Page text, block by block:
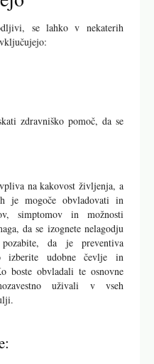
se lahko v nekaterih
zdravniško pomoč, da se
na kakovost življenja, a
je mogoče obvladovati in
simptomov in možnosti
da se izognete nelagodju
da je preventiva
izberite udobne čevlje in
boste obvladali te osnovne
uživali v vseh